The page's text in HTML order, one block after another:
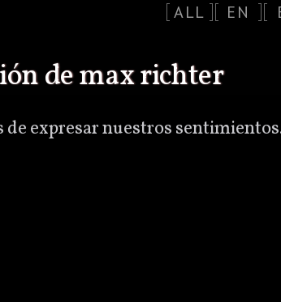
ALL EN
de max richter
de expresar nuestros